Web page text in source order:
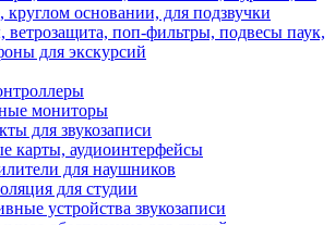
круглом основании, для подзвучки
ветрозащита, поп-фильтры, подвесы паук,
для экскурсий
мониторы
для звукозаписи
карты, аудиоинтерфейсы
для наушников
для студии
устройства звукозаписи